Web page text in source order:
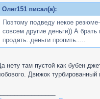
Олег151 писал(а):
Поэтому подведу некое
совсем другие деньги)) А
продать..деньги пропить.....
нету там пустой как бубен
Движок турбированный